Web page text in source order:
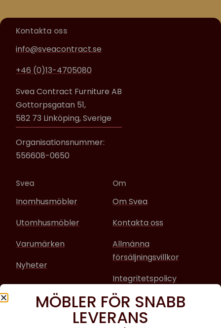
Kontakta oss
info@sveacontract.se
+46 (0)13-4705080
Svea Contract Furniture AB
Gottorpsgatan 51,
582 73 Linköping, Sverige
Organisationsnummer:
556608-0650
Svea
Inomhusmöbler
Utomhusmöbler
Varumärken
Nyheter
Om
Om Svea
Kontakta oss
Allmänna
försäljningsvillkor
Integritetspolicy
Sociala media
MÖBLER FÖR SNABB
LEVERANS